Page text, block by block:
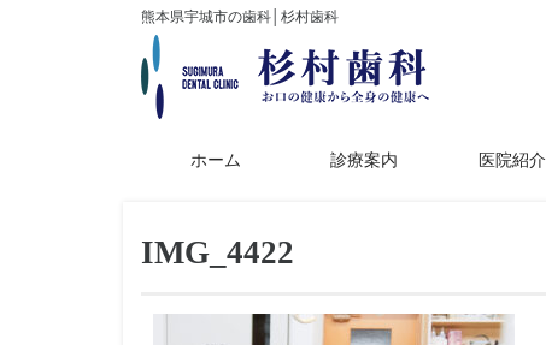
熊本県宇城市の歯科│杉村歯科
ホーム 診療案内 医院紹介
IMG_4422